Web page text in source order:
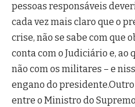
pessoas responsáveis
cada vez mais claro que o
crise, não se sabe com que
conta com o Judiciário e,
não com os militares – e
engano do
entre o Ministro do